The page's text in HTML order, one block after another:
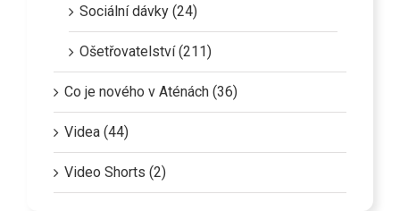
Sociální dávky (24)
Ošetřovatelství (211)
Co je nového v Aténách (36)
Videa (44)
Video Shorts (2)